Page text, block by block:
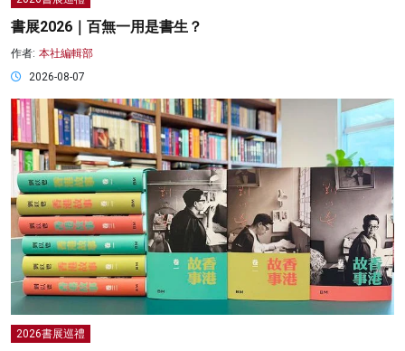
書展2026｜百無一用是書生？
作者: 本社編輯部
2026-08-07
2026書展巡禮